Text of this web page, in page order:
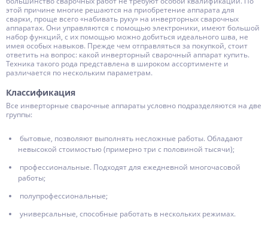
этой причине многие решаются на приобретение аппарата для
сварки, проще всего «набивать руку» на инверторных сварочных
аппаратах. Они управляются с помощью электроники, имеют большой
набор функций, с их помощью можно добиться идеального шва, не
имея особых навыков. Прежде чем отправляться за покупкой, стоит
ответить на вопрос: какой инверторный сварочный аппарат купить.
Техника такого рода представлена в широком ассортименте и
различается по нескольким параметрам.
Классификация
Все инверторные сварочные аппараты условно подразделяются на две
группы:
бытовые, позволяют выполнять несложные работы. Обладают
невысокой стоимостью (примерно три с половиной тысячи);
профессиональные. Подходят для ежедневной многочасовой
работы;
полупрофессиональные;
универсальные, способные работать в нескольких режимах.